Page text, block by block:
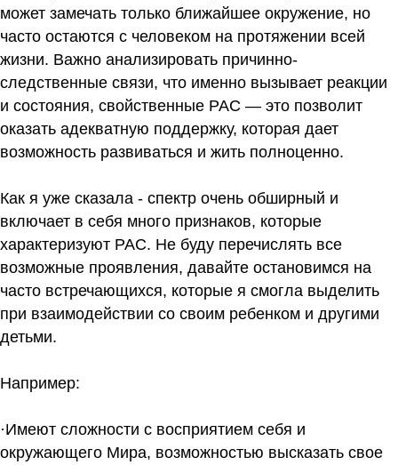
может замечать только ближайшее окружение, но
часто остаются с человеком на протяжении всей
жизни. Важно анализировать причинно-
следственные связи, что именно вызывает реакции
и состояния, свойственные РАС — это позволит
оказать адекватную поддержку, которая дает
возможность развиваться и жить полноценно.
Как я уже сказала - спектр очень обширный и
включает в себя много признаков, которые
характеризуют РАС. Не буду перечислять все
возможные проявления, давайте остановимся на
часто встречающихся, которые я смогла выделить
при взаимодействии со своим ребенком и другими
детьми.
Например:
·Имеют сложности с восприятием себя и
окружающего Мира, возможностью высказать свое